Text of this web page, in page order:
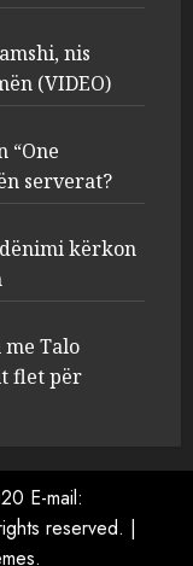
të maskuar
Albania”,
A u vodhën
ja
për
Dumanit
që e
nis
(VIDEO)
“One
serverat?
kërkon
Talo
flet për
E-mail:
reserved. |